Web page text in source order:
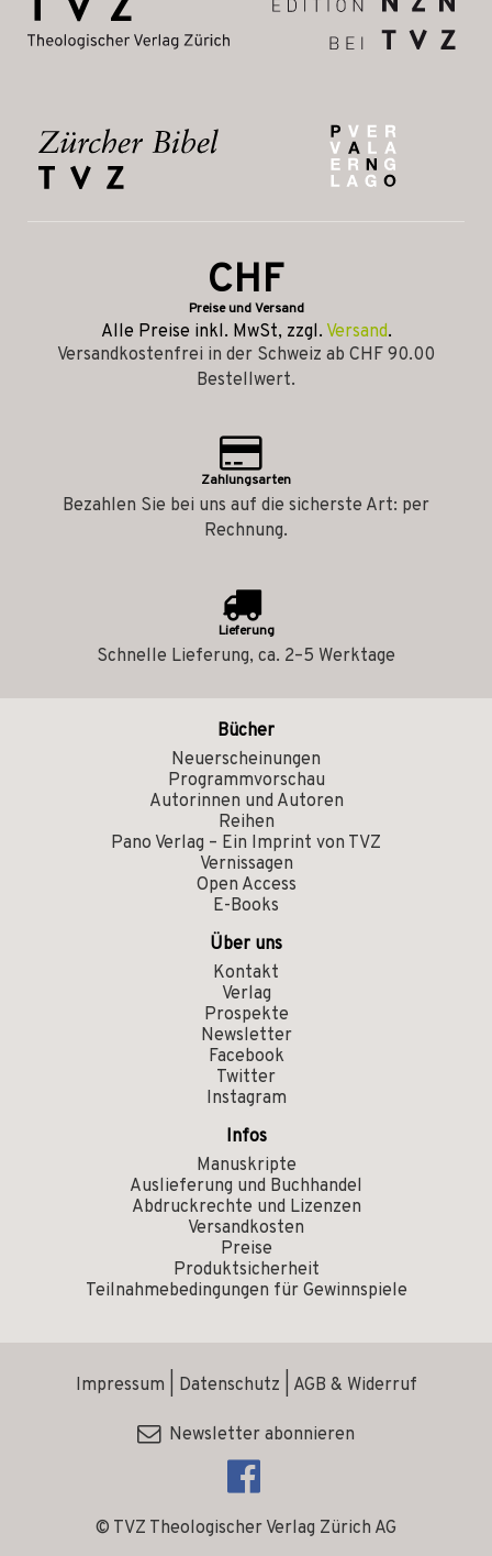
CHF
Preise und Versand
Alle Preise inkl. MwSt, zzgl. Versand.
Versandkostenfrei in der Schweiz ab CHF 90.00
Bestellwert.
Zahlungsarten
Bezahlen Sie bei uns auf die sicherste Art: per
Rechnung.
Lieferung
Schnelle Lieferung, ca. 2–5 Werktage
Bücher
Neuerscheinungen
Programmvorschau
Autorinnen und Autoren
Reihen
Pano Verlag – Ein Imprint von TVZ
Vernissagen
Open Access
E-Books
Über uns
Kontakt
Verlag
Prospekte
Newsletter
Facebook
Twitter
Instagram
Infos
Manuskripte
Auslieferung und Buchhandel
Abdruckrechte und Lizenzen
Versandkosten
Preise
Produktsicherheit
Teilnahmebedingungen für Gewinnspiele
© TVZ Theologischer Verlag Zürich AG
Impressum Datenschutz AGB & Widerruf
Newsletter abonnieren